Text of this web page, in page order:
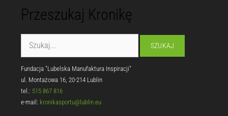
Przeszukaj Kronikę
Fundacja "Lubelska Manufaktura Inspiracji"
ul. Montażowa 16, 20-214 Lublin
tel.: 515 867 816
e-mail: kronikasportu@lublin.eu